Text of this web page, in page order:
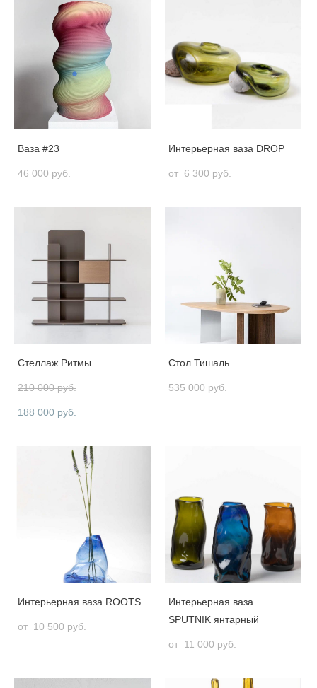
Ваза #23
46 000 pуб.
Интерьерная ваза DROP
от 6 300 pуб.
Стеллаж Ритмы
210 000 pуб.
188 000 pуб.
Стол Тишаль
535 000 pуб.
Интерьерная ваза ROOTS
от 10 500 pуб.
Интерьерная ваза
SPUTNIK янтарный
от 11 000 pуб.